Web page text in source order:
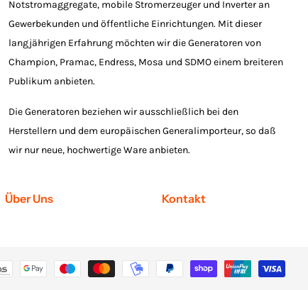
Notstromaggregate, mobile Stromerzeuger und Inverter an
Gewerbekunden und öffentliche Einrichtungen. Mit dieser
langjährigen Erfahrung möchten wir die Generatoren von
Champion, Pramac, Endress, Mosa und SDMO einem breiteren
Publikum anbieten.
Die Generatoren beziehen wir ausschließlich bei den
Herstellern und dem europäischen Generalimporteur, so daß
wir nur neue, hochwertige Ware anbieten.
Über Uns Kontakt